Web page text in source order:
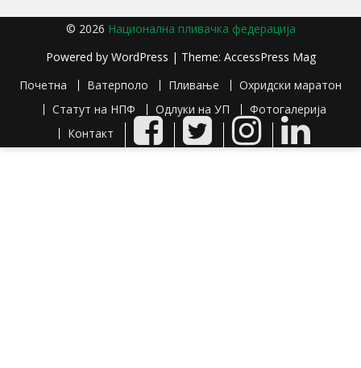
© 2026 Национална пливачка федерација
Powered by WordPress | Theme: AccessPress Mag
Почетна
Ватерполо Пливање
Охридски маратон
Статут на НПФ
Одлуки на УП
Фотогалерија
Контакт
Facebook Twitter InstagramLinkedIn